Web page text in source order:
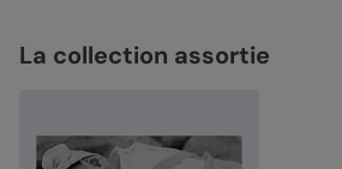
La collection assortie